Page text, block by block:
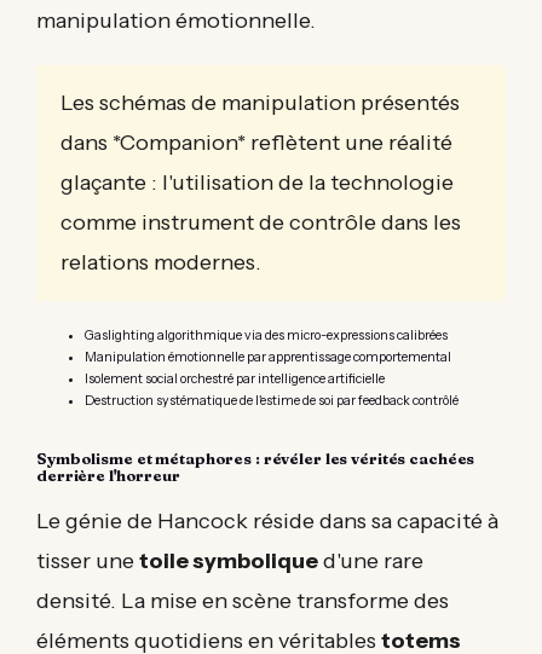
manipulation émotionnelle.
Les schémas de manipulation présentés
dans *Companion* reflètent une réalité
glaçante : l'utilisation de la technologie
comme instrument de contrôle dans les
relations modernes.
Gaslighting algorithmique via des micro-expressions calibrées
Manipulation émotionnelle par apprentissage comportemental
Isolement social orchestré par intelligence artificielle
Destruction systématique de l'estime de soi par feedback contrôlé
Symbolisme et métaphores : révéler les vérités cachées
derrière l'horreur
Le génie de Hancock réside dans sa capacité à
tisser unetoile symboliqued'une rare
densité. La mise en scène transforme des
éléments quotidiens en véritables totems